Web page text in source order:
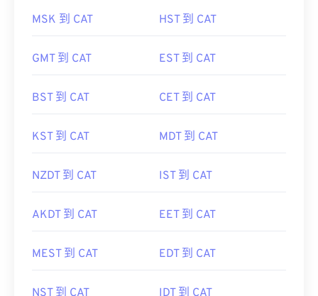
MSK 到 CAT HST 到 CAT
GMT 到 CAT EST 到 CAT
BST 到 CAT CET 到 CAT
KST 到 CAT MDT 到 CAT
NZDT 到 CAT IST 到 CAT
AKDT 到 CAT EET 到 CAT
MEST 到 CAT EDT 到 CAT
NST 到 CAT IDT 到 CAT